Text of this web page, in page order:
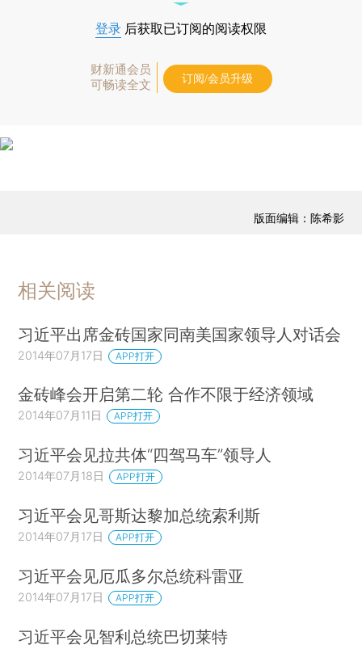
登录 后获取已订阅的阅读权限
财新通会员
可畅读全文
订阅/会员升级
版面编辑：陈希影
相关阅读
习近平出席金砖国家同南美国家领导人对话会
2014年07月17日 APP打开
金砖峰会开启第二轮 合作不限于经济领域
2014年07月11日 APP打开
习近平会见拉共体“四驾马车”领导人
2014年07月18日 APP打开
习近平会见哥斯达黎加总统索利斯
2014年07月17日 APP打开
习近平会见厄瓜多尔总统科雷亚
2014年07月17日 APP打开
习近平会见智利总统巴切莱特